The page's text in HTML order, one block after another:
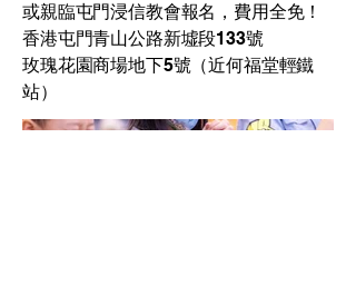
或親臨屯門浸信教會報名，費用全免！
香港屯門青山公路新墟段133號
玫瑰花園商場地下5號（近何福堂輕鐵
站）